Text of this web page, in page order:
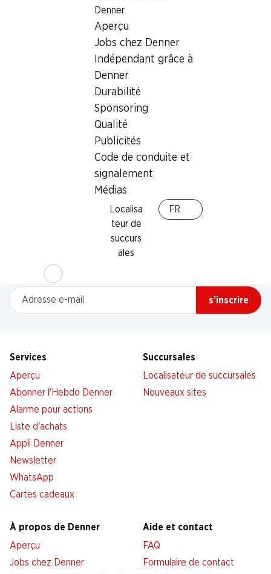
Denner
Aperçu
Jobs chez Denner
Indépendant grâce à
Denner
Durabilité
Sponsoring
Qualité
Publicités
Code de conduite et
signalement
Médias
Localisa
teur de
succurs
ales
FR
Restez au courant grâce à la newsletter Denner. Inscrivez-
vous maintenant!
Adresse e-mail
s’inscrire
Services
Aperçu
Abonner l'Hebdo Denner
Alarme pour actions
Liste d'achats
Appli Denner
Newsletter
WhatsApp
Cartes cadeaux
Succursales
Localisateur de succursales
Nouveaux sites
À propos de Denner
Aperçu
Jobs chez Denner
Aide et contact
FAQ
Formulaire de contact